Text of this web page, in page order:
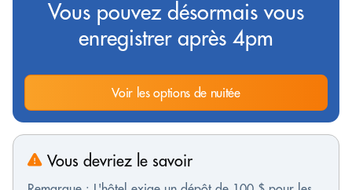
Vous pouvez désormais vous
enregistrer après 4pm
Voir les options de nuitée
Vous devriez le savoir